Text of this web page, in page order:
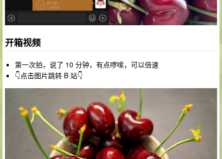
开箱视频
第一次拍，说了 10 分钟，有点啰嗦，可以倍速
👇点击图片跳转 B 站👇